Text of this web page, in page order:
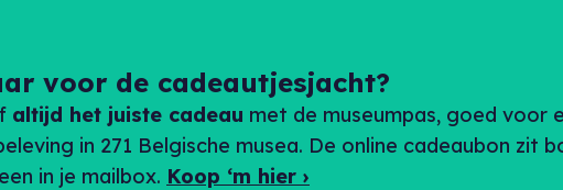
voor de cadeautjesjacht?
altijd het juiste cadeau met de museumpas, goed voor
in 271 Belgische musea. De online cadeaubon zit
in je mailbox. Koop ‘m hier ›